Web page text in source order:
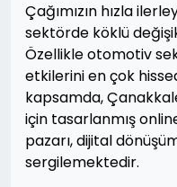
Çağımızın hızla
sektörde köklü
Özellikle otomotiv
etkilerini en çok
kapsamda,
için tasarlanmış
pazarı, dijital
sergilemektedir.